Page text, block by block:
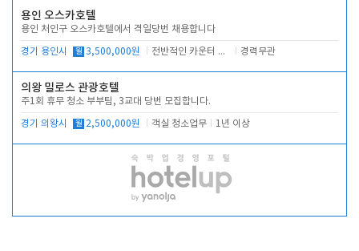
용인 오스카호텔
용인 처인구 오스카호텔에서 격일당번 채용합니다
경기 용인시 월 3,500,000원 전반적인 카운터 업무 경력무관
의왕 밀로스 관광호텔
주1회 휴무 청소 부부팀, 3교대 당번 모집합니다.
경기 의왕시 월 2,500,000원 객실 청소업무 1년 이상